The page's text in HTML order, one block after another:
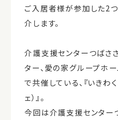
ご入居者様が参加した2
介します。
介護支援センターつばさ
ター、愛の家グループホ
で共催している、『いきわ
ェ）』。
今回は介護支援センター